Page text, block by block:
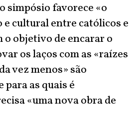
simpósio favorece «o
e cultural entre católicos e
o objetivo de encarar o
os laços com as «raízes
vez menos» são
para as quais é
«uma nova obra de